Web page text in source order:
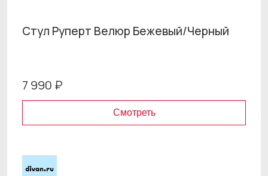
Стул Руперт Велюр Бежевый/Черный
7 990 ₽
Смотреть